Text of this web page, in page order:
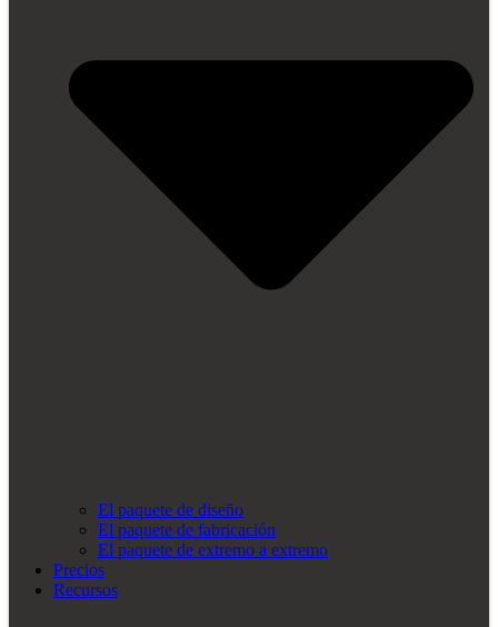
El paquete de diseño
El paquete de fabricación
El paquete de extremo a extremo
Precios
Recursos